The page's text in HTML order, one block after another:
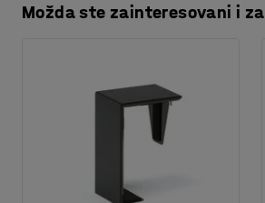
Možda ste zainteresovani i za